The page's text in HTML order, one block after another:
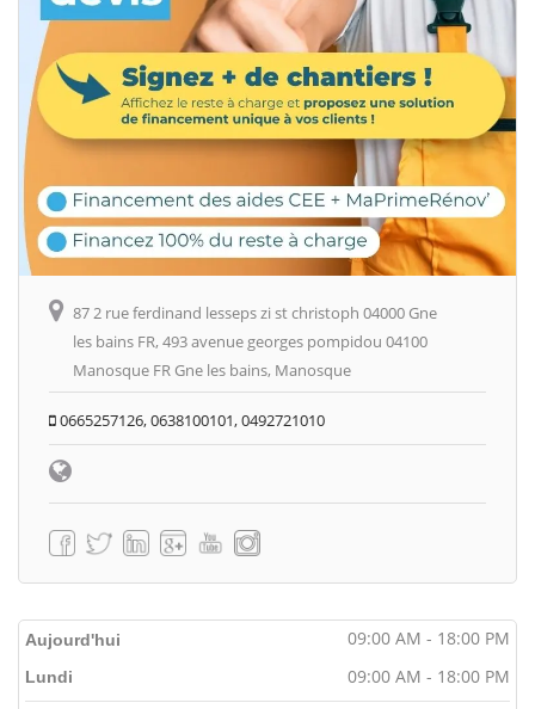
87 2 rue ferdinand lesseps zi st christoph 04000 Gne
les bains FR, 493 avenue georges pompidou 04100
Manosque FR Gne les bains, Manosque
0665257126, 0638100101, 0492721010
Aujourd'hui 09:00 AM - 18:00 PM
Lundi 09:00 AM - 18:00 PM